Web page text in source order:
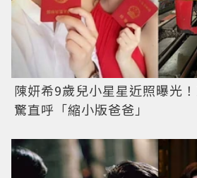
陳妍希9歲兒小星星近照曝光
驚直呼「縮小版爸爸」